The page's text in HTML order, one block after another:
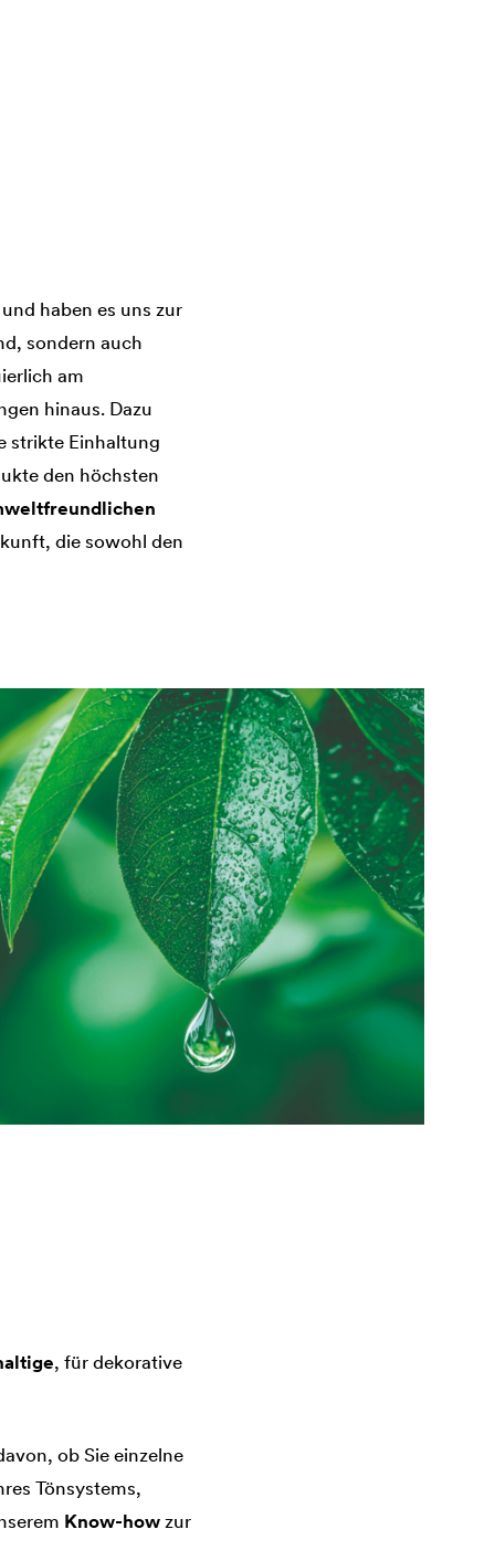
haben es uns zur
sondern auch
am
hinaus. Dazu
strikte Einhaltung
den höchsten
die sowohl den
, für dekorative
ob Sie einzelne
Tönsystems,
Know-howzur